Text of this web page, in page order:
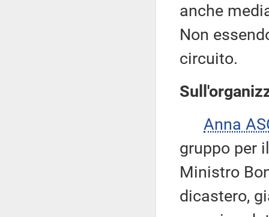
anche
Non
circuito.
Anna
gruppo per
Ministro
dicastero,